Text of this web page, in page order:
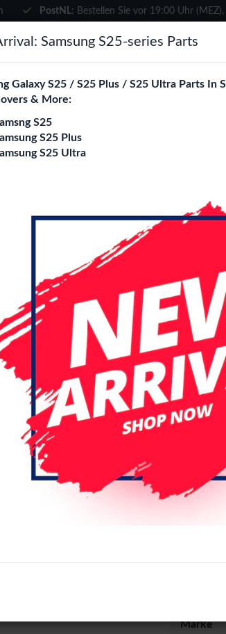
Wählen Sie Ihre Sprache
Es sieht so aus, als wären Sie in
Vereinigte Staaten
PostNL: Bestellen Sie vor 19:00 Uhr (MEZ),
City Blogs
Marke
Samsung S25-series Parts
Galaxy S25 / S25 Plus / S25 Ultra Parts In
& More:
S25
S25 Plus
S25 Ultra